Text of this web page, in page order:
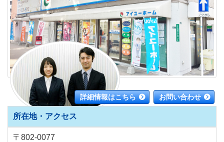
詳細情報はこちら お問い合わせ
所在地・アクセス
〒802-0077